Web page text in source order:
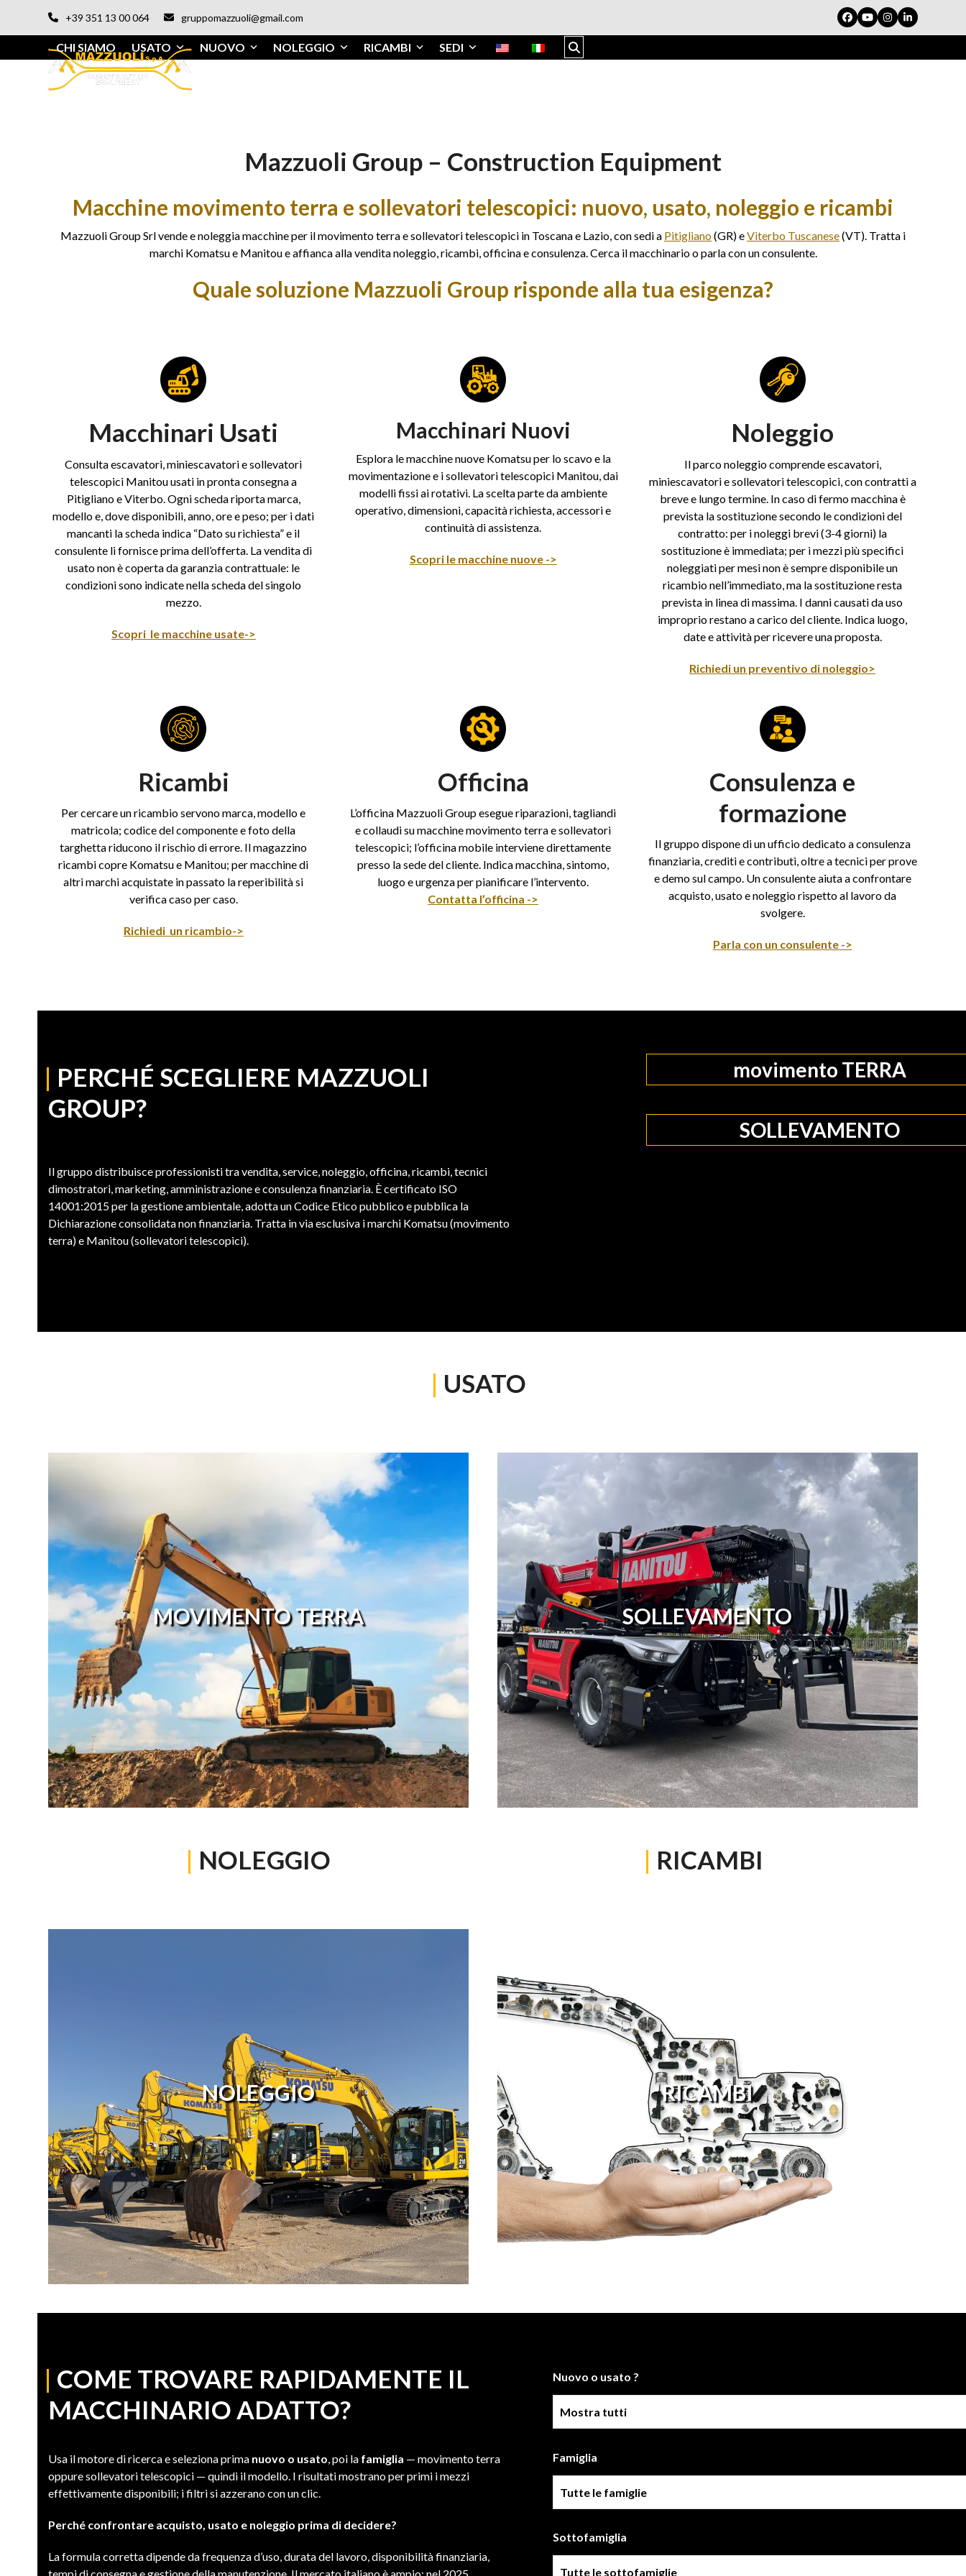
+39 351 13 00 064 gruppomazzuoli@gmail.com Facebook
YouTubeInstagram
LinkedIn
CHI SIAMO USATO NUOVO NOLEGGIO RICAMBI SEDI
Mazzuoli Group – Construction Equipment
Macchine movimento terra e sollevatori telescopici: nuovo, usato, noleggio e ricambi
Mazzuoli Group Srl vende e noleggia macchine per il movimento terra e sollevatori telescopici in Toscana e Lazio, con sedi a Pitigliano(GR) eViterbo Tuscanese(VT). Tratta i
marchi Komatsu e Manitou e affianca alla vendita noleggio, ricambi, officina e consulenza. Cerca il macchinario o parla con un consulente.
Quale soluzione Mazzuoli Group risponde alla tua esigenza?
Macchinari Usati
Consulta escavatori, miniescavatori e sollevatori
telescopici Manitou usati in pronta consegna a
Pitigliano e Viterbo. Ogni scheda riporta marca,
modello e, dove disponibili, anno, ore e peso; per i dati
mancanti la scheda indica “Dato su richiesta” e il
consulente li fornisce prima dell’offerta. La vendita di
usato non è coperta da garanzia contrattuale: le
condizioni sono indicate nella scheda del singolo
mezzo.
Scopri le macchine usate->
Macchinari Nuovi
Esplora le macchine nuove Komatsu per lo scavo e la
movimentazione e i sollevatori telescopici Manitou, dai
modelli fissi ai rotativi. La scelta parte da ambiente
operativo, dimensioni, capacità richiesta, accessori e
continuità di assistenza.
Scopri le macchine nuove ->
Noleggio
Il parco noleggio comprende escavatori,
miniescavatori e sollevatori telescopici, con contratti a
breve e lungo termine. In caso di fermo macchina è
prevista la sostituzione secondo le condizioni del
contratto: per i noleggi brevi (3-4 giorni) la
sostituzione è immediata; per i mezzi più specifici
noleggiati per mesi non è sempre disponibile un
ricambio nell’immediato, ma la sostituzione resta
prevista in linea di massima. I danni causati da uso
improprio restano a carico del cliente. Indica luogo,
date e attività per ricevere una proposta.
Richiedi un preventivo di noleggio>
Ricambi
Per cercare un ricambio servono marca, modello e
matricola; codice del componente e foto della
targhetta riducono il rischio di errore. Il magazzino
ricambi copre Komatsu e Manitou; per macchine di
altri marchi acquistate in passato la reperibilità si
verifica caso per caso.
Richiedi un ricambio->
Officina
L’officina Mazzuoli Group esegue riparazioni, tagliandi
e collaudi su macchine movimento terra e sollevatori
telescopici; l’officina mobile interviene direttamente
presso la sede del cliente. Indica macchina, sintomo,
luogo e urgenza per pianificare l’intervento.
Contatta l’officina ->
Consulenza e
formazione
Il gruppo dispone di un ufficio dedicato a consulenza
finanziaria, crediti e contributi, oltre a tecnici per prove
e demo sul campo. Un consulente aiuta a confrontare
acquisto, usato e noleggio rispetto al lavoro da
svolgere.
Parla con un consulente ->
| PERCHÉ SCEGLIERE MAZZUOLI
GROUP?
Il gruppo distribuisce professionisti tra vendita, service, noleggio, officina, ricambi, tecnici
dimostratori, marketing, amministrazione e consulenza finanziaria. È certificato ISO
14001:2015 per la gestione ambientale, adotta un Codice Etico pubblico e pubblica la
Dichiarazione consolidata non finanziaria. Tratta in via esclusiva i marchi Komatsu (movimento
terra) e Manitou (sollevatori telescopici).
movimento TERRA
SOLLEVAMENTO
| USATO
MOVIMENTO TERRA SOLLEVAMENTO
| NOLEGGIO | RICAMBI
NOLEGGIO RICAMBI
| COME TROVARE RAPIDAMENTE IL
MACCHINARIO ADATTO?
Usa il motore di ricerca e seleziona prima nuovo o usato, poi la famiglia — movimento terra
oppure sollevatori telescopici — quindi il modello. I risultati mostrano per primi i mezzi
effettivamente disponibili; i filtri si azzerano con un clic.
Perché confrontare acquisto, usato e noleggio prima di decidere?
La formula corretta dipende da frequenza d’uso, durata del lavoro, disponibilità finanziaria,
Nuovo o usato ?
Famiglia
Sottofamiglia